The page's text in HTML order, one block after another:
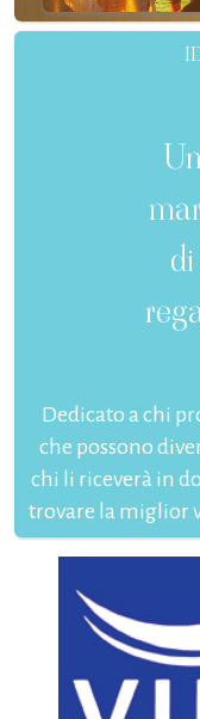
di
Dedicato a chi
che possono
chi li riceverà in
trovare la miglior